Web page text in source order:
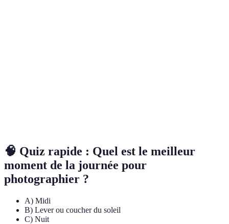
🧠 Quiz rapide : Quel est le meilleur
moment de la journée pour
photographier ?
A) Midi
B) Lever ou coucher du soleil
C) Nuit